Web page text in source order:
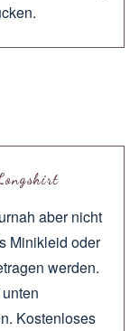
.
aber nicht
Minikleid oder
werden.
Kostenloses